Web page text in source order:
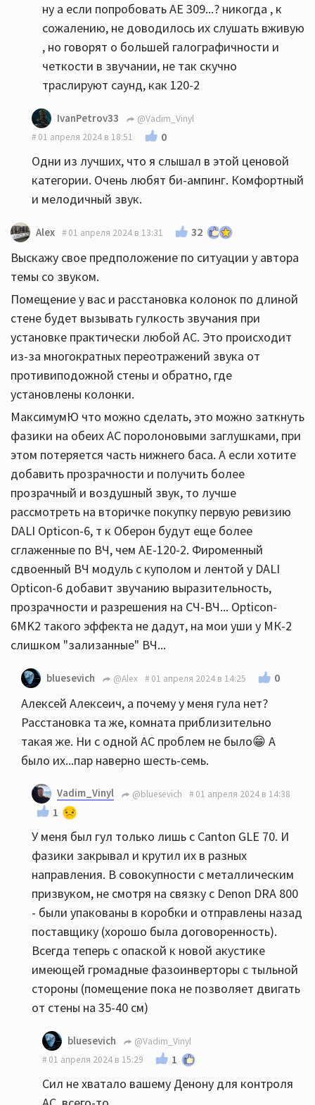
ну а если попробовать АЕ 309...? никогда , к
сожалению, не доводилось их слушать вживую
, но говорят о большей галографичности и
четкости в звучании, не так скучно
траслируют саунд, как 120-2
IvanPetrov33
@Vadim_Vinyl
01 апреля 2024 в 18:51
0
Одни из лучших, что я слышал в этой ценовой
категории. Очень любят би-ампинг. Комфортный
и мелодичный звук.
Alex 01 апреля 2024 в 13:31 32
Выскажу свое предположение по ситуации у автора
темы со звуком.
Помещение у вас и расстановка колонок по длиной
стене будет вызывать гулкость звучания при
установке практически любой АС. Это происходит
из-за многократных переотражений звука от
противиподожной стены и обратно, где
установлены колонки.
МаксимумЮ что можно сделать, это можно заткнуть
фазики на обеих АС поролоновыми заглушками, при
этом потеряется часть нижнего баса. А если хотите
добавить прозрачности и получить более
прозрачный и воздушный звук, то лучше
рассмотреть на вторичке покупку первую ревизию
DALI Opticon-6, т к Оберон будут еще более
сглаженные по ВЧ, чем АЕ-120-2. Фироменный
сдвоенный ВЧ модуль с куполом и лентой у DALI
Opticon-6 добавит звучанию выразительность,
прозрачности и разрешения на СЧ-ВЧ... Opticon-
6MK2 такого эффекта не дадут, на мои уши у МК-2
слишком "зализанные" ВЧ...
bluesevich @Alex 01 апреля 2024 в 14:25 0
Алексей Алексеич, а почему у меня гула нет?
Расстановка та же, комната приблизительно
такая же. Ни с одной АС проблем не было😁 А
было их...пар наверно шесть-семь.
Vadim_Vinyl @bluesevich 01 апреля 2024 в 14:38
1
У меня был гул только лишь с Canton GLE 70. И
фазики закрывал и крутил их в разных
направления. В совокупности с металлическим
призвуком, не смотря на связку с Denon DRA 800
- были упакованы в коробки и отправлены назад
поставщику (хорошо была договоренность).
Всегда теперь с опаской к новой акустике
имеющей громадные фазоинверторы с тыльной
стороны (помещение пока не позволяет двигать
от стены на 35-40 см)
bluesevich
@Vadim_Vinyl
01 апреля 2024 в 15:29
1
Сил не хватало вашему Денону для контроля